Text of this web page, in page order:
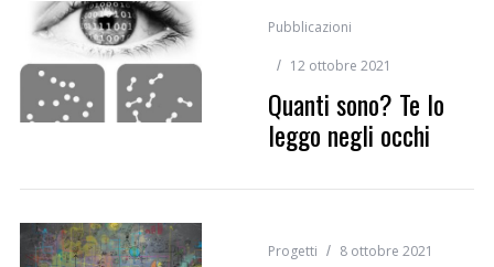
Pubblicazioni
12 ottobre 2021
Quanti sono? Te lo
leggo negli occhi
Progetti 8 ottobre 2021